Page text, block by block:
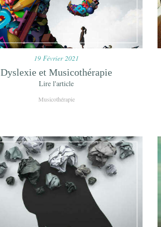
19 Février 2021
Dyslexie et Musicothérapie
Lire l'article
Musicothérapie